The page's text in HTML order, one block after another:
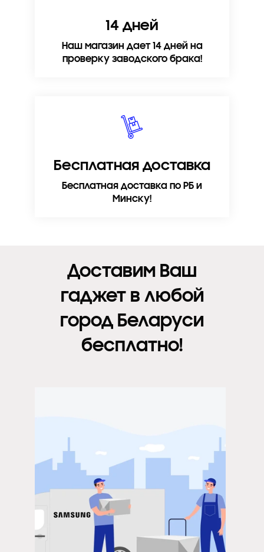
14 дней
Наш магазин дает 14 дней на
проверку заводского брака!
Бесплатная доставка
Бесплатная доставка по РБ и
Минску!
Доставим Ваш
гаджет в любой
город Беларуси
бесплатно!